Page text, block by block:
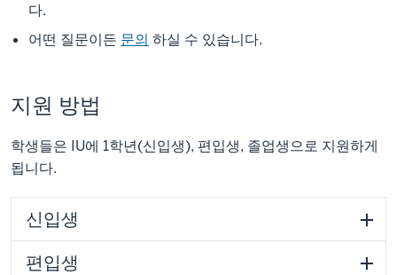
다.
어떤 질문이든 문의 하실 수 있습니다.
지원 방법
학생들은 IU에 1학년(신입생), 편입생, 졸업생으로 지원하게
됩니다.
신입생
편입생